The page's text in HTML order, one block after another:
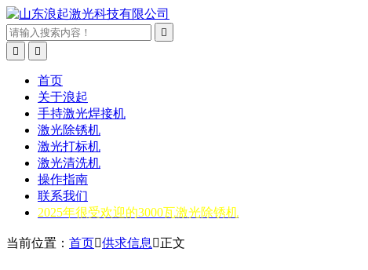



首页
关于浪起
手持激光焊接机
激光除锈机
激光打标机
激光清洗机
操作指南
联系我们
2025年很受欢迎的3000瓦激光除锈机
当前位置： 首页供求信息 正文